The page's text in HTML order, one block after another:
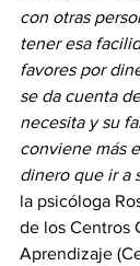
con otras
tener esa
favores por
se da cuenta
necesita y su
conviene más
dinero que ir a
la psicóloga
de los Centros
Aprendizaje